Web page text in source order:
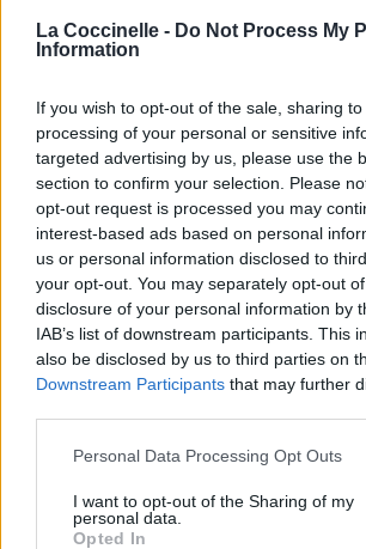
La Coccinelle - Do Not Process My
Information
If you wish to opt-out of the sale, sharing
processing of your personal or sensitive
targeted advertising by us, please use the
section to confirm your selection. Please
opt-out request is processed you may
interest-based ads based on personal
us or personal information disclosed to
your opt-out. You may separately opt-out
disclosure of your personal information by
IAB’s list of downstream participants. This
also be disclosed by us to third parties on
Downstream Participants that may further
Personal Data Processing Opt Outs
I want to opt-out of the Sharing of my
personal data.
Opted In
Télécharger légalement les MP3 sur
Télécharger légalement les MP3 ou
Trouver des vinyles et des CD sur
Trouver un instrument de musique ou
meilleur prix sur
Paroles + Traduction
Commentaires
Voir la vidéo de «The
Concert/Live Concert/Live